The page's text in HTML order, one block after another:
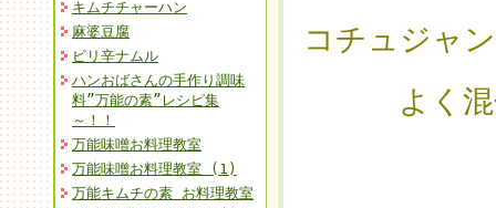
キムチチャーハン
麻婆豆腐
ピリ辛ナムル
ハンおばさんの手作り調味
料”万能の素”レシピ集
～！！
万能味噌お料理教室
万能味噌お料理教室 (1)
万能キムチの素 お料理教室
コチュジャ
よく